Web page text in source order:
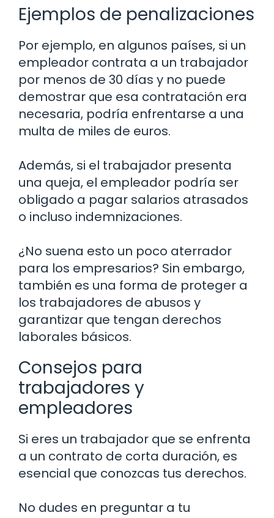
Ejemplos de penalizaciones
Por ejemplo, en algunos países, si un
empleador contrata a un trabajador
por menos de 30 días y no puede
demostrar que esa contratación era
necesaria, podría enfrentarse a una
multa de miles de euros.
Además, si el trabajador presenta
una queja, el empleador podría ser
obligado a pagar salarios atrasados
o incluso indemnizaciones.
¿No suena esto un poco aterrador
para los empresarios? Sin embargo,
también es una forma de proteger a
los trabajadores de abusos y
garantizar que tengan derechos
laborales básicos.
Consejos para
trabajadores y
empleadores
Si eres un trabajador que se enfrenta
a un contrato de corta duración, es
esencial que conozcas tus derechos.
No dudes en preguntar a tu